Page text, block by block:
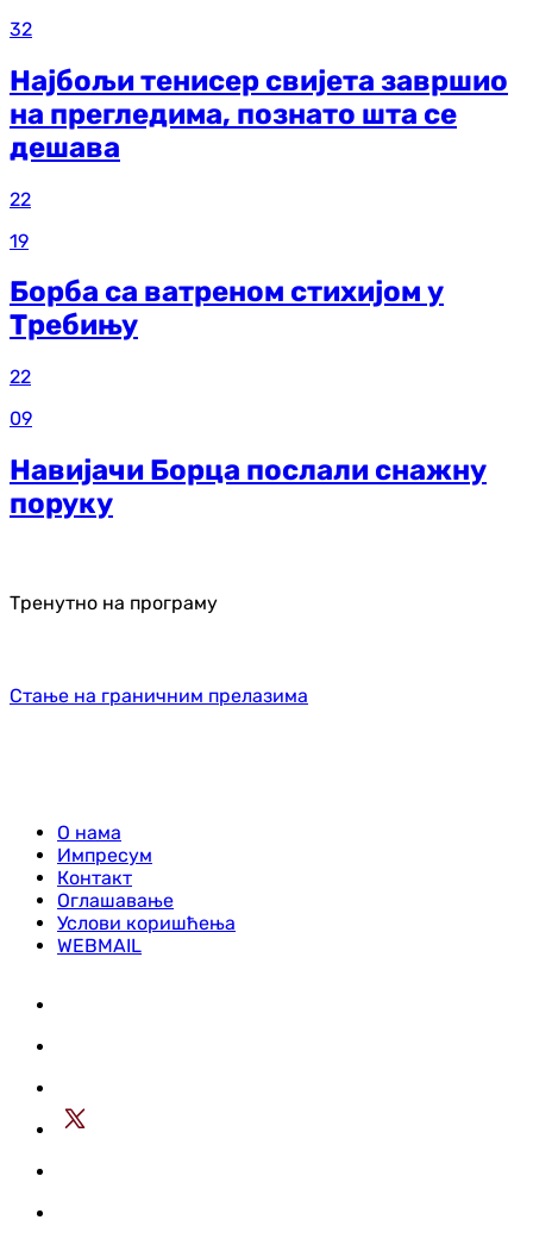
32
Најбољи тенисер свијета завршио
на прегледима, познато шта се
дешава
22
19
Борба са ватреном стихијом у
Требињу
22
09
Навијачи Борца послали снажну
поруку
Тренутно на програму
Стање на граничним прелазима
О нама
Импресум
Контакт
Оглашавање
Услови коришћења
WEBMAIL